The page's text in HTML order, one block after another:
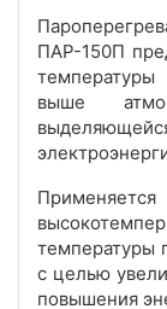
ПАР-150П
выше
температуры
с целью
повышения